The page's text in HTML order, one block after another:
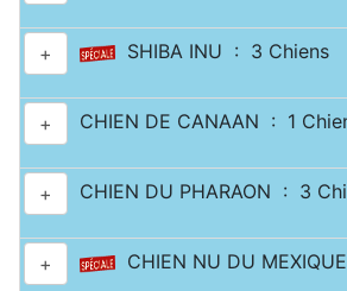
+ SHIBA INU : 3 Chiens
+ CHIEN DE CANAAN : 1
+ CHIEN DU PHARAON : 3
+ CHIEN NU DU